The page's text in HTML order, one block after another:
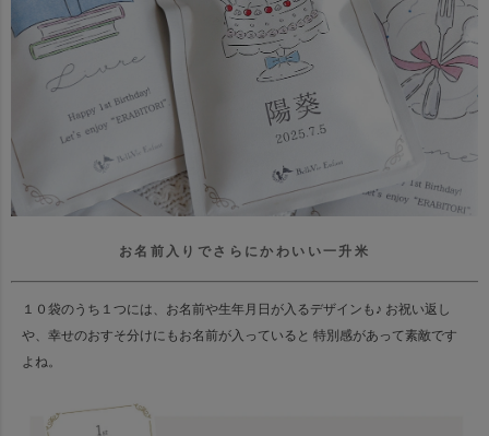
お名前入りでさらにかわいい一升米
１０袋のうち１つには、お名前や生年月日が入るデザインも♪ お祝い返し
や、幸せのおすそ分けにもお名前が入っていると 特別感があって素敵です
よね。